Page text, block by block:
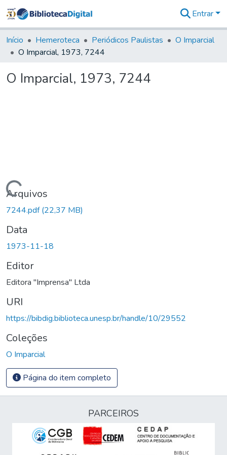
&
Coleções
Tudo na
Digital
Entrar
Início Hemeroteca Periódicos Paulistas
O Imparcial
O Imparcial, 1973, 7244
O Imparcial, 1973, 7244
Carregando...
Arquivos
7244.pdf(22,37 MB)
Data
1973-11-18
Editor
Editora "Imprensa" Ltda
URI
https://bibdig.biblioteca.unesp.br/handle/10/29552
Coleções
O Imparcial
Página do item completo
PARCEIROS